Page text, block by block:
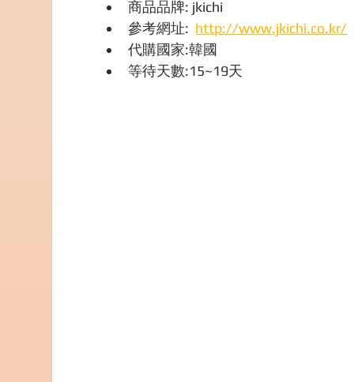
商品品牌: jkichi
參考網址: http://www.jkichi.co.kr/
代購國家:韓國
等待天數:15~19天